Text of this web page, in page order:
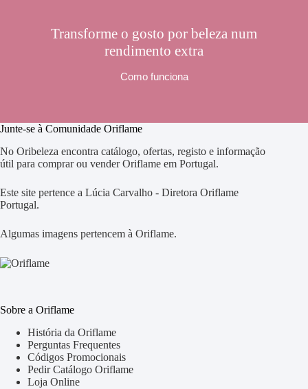
Transforme o gosto por beleza num
rendimento extra
Como funciona
Junte-se à Comunidade Oriflame
No Oribeleza encontra catálogo, ofertas, registo e informação
útil para comprar ou vender Oriflame em Portugal.
Este site pertence a Lúcia Carvalho - Diretora Oriflame
Portugal.
Algumas imagens pertencem à Oriflame.
Sobre a Oriflame
História da Oriflame
Perguntas Frequentes
Códigos Promocionais
Pedir Catálogo Oriflame
Loja Online